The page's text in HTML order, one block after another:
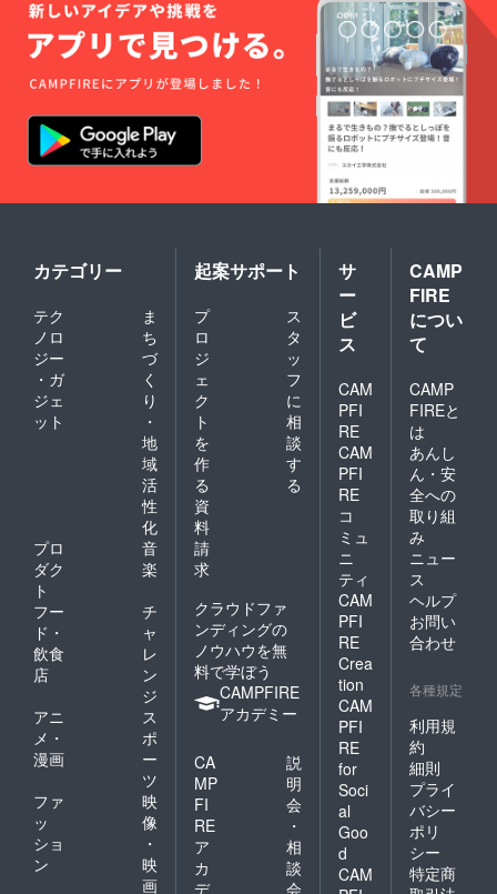
カテゴリー
テク
ノロ
ジー
・ガ
ジェ
ット
ま
ち
づ
く
り
・
地
域
活
性
化
プロ
ダク
ト
音
楽
フー
ド・
飲食
店
チ
ャ
レ
ン
ジ
アニ
メ・
漫画
ス
ポ
ー
ツ
ファ
ッ
ショ
ン
映
像
・
映
画
起案サポート
プ
ロ
ジ
ェ
ク
ト
を
作
る
ス
タ
ッ
フ
に
相
談
す
る
資
料
請
求
クラウドファ
ンディングの
ノウハウを無
料で学ぼう
CAMPFIRE
アカデミー
CA
MP
FI
RE
ア
カ
デ
説
明
会
・
相
談
会
サ
ー
ビ
ス
CAM
PFI
RE
CAM
PFI
RE
コ
ミュ
ニ
ティ
CAM
PFI
RE
Crea
tion
CAM
PFI
RE
for
Soci
al
Goo
d
CAM
CAMP
FIRE
につい
て
CAMP
FIREと
は
あんし
ん・安
全への
取り組
み
ニュー
ス
ヘルプ
お問い
合わせ
各種規定
利用規
約
細則
プライ
バシー
ポリ
シー
特定商